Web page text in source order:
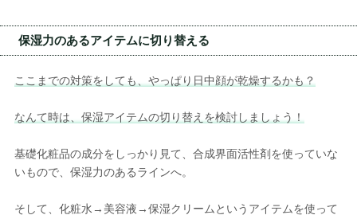
保湿力のあるアイテムに切り替える
ここまでの対策をしても、やっぱり日中顔が乾燥するかも？
なんて時は、保湿アイテムの切り替えを検討しましょう！
基礎化粧品の成分をしっかり見て、合成界面活性剤を使っていな
いもので、保湿力のあるラインへ。
そして、化粧水→美容液→保湿クリームというアイテムを使って